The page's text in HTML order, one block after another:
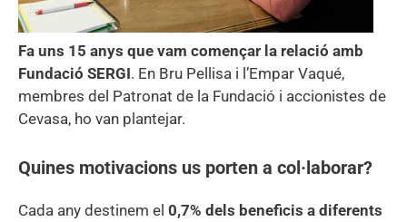
Fa uns 15 anys que vam començar la relació amb
Fundació SERGI. En Bru Pellisa i l’Empar Vaqué,
membres del Patronat de la Fundació i accionistes de
Cevasa, ho van plantejar.
Quines motivacions us porten a col·laborar?
Cada any destinem el 0,7% dels beneficis a diferents